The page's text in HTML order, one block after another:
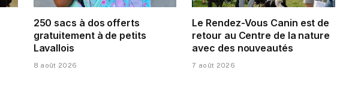
250 sacs à dos offerts
gratuitement à de petits
Lavallois
8 août 2026
Le Rendez-Vous Canin est de
retour au Centre de la nature
avec des nouveautés
7 août 2026